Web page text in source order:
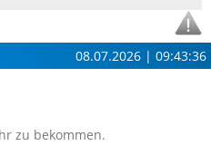
08.07.2026 | 09:43:36
zu bekommen.